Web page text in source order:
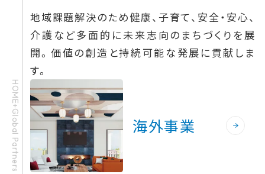
地域課題解決のため健康、子育て、安全・安心、
介護など多面的に未来志向のまちづくりを展
開。価値の創造と持続可能な発展に貢献しま
す。
海外事業
HOME+Global Partners